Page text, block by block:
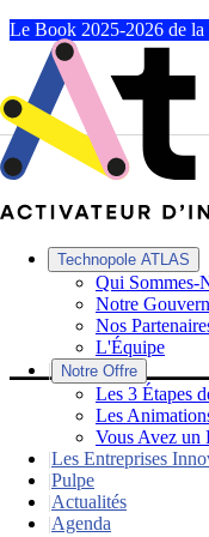
Le Book 2025-2026 de la
Technopole ATLAS
Qui Sommes-
Notre
Nos
L'Équipe
|
Notre Offre
Les 3 Étapes
Les
Vous Avez un
|Les Entreprises
|Pulpe
|Actualités
|Agenda